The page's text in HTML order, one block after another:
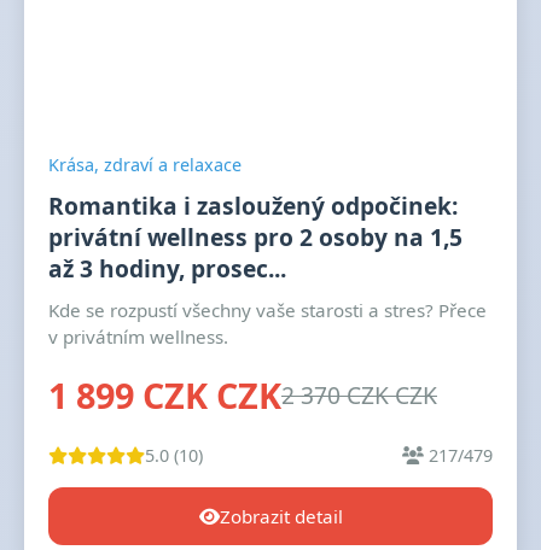
Krása, zdraví a relaxace
Romantika i zasloužený odpočinek:
privátní wellness pro 2 osoby na 1,5
až 3 hodiny, prosec...
Kde se rozpustí všechny vaše starosti a stres? Přece
v privátním wellness.
1 899 CZK CZK2 370 CZK CZK
5.0 (10) 217/479
Zobrazit detail